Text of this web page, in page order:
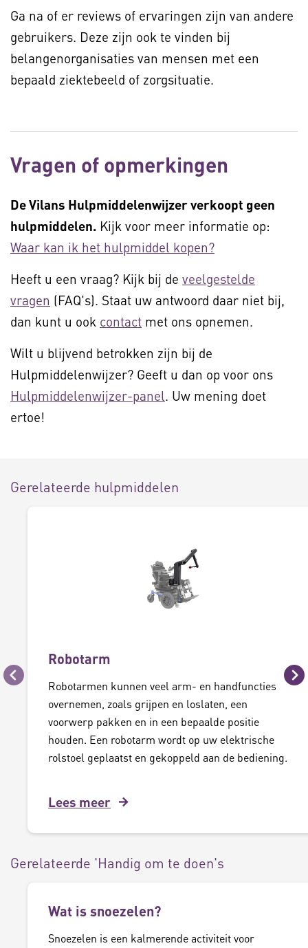
Ga na of er reviews of ervaringen zijn van andere
gebruikers. Deze zijn ook te vinden bij
belangenorganisaties van mensen met een
bepaald ziektebeeld of zorgsituatie.
Vragen of opmerkingen
De Vilans Hulpmiddelenwijzer verkoopt geen
hulpmiddelen. Kijk voor meer informatie op:
Waar kan ik het hulpmiddel kopen?
Heeft u een vraag? Kijk bij de veelgestelde
vragen (FAQ's). Staat uw antwoord daar niet bij,
dan kunt u ook contact met ons opnemen.
Wilt u blijvend betrokken zijn bij de
Hulpmiddelenwijzer? Geeft u dan op voor ons
Hulpmiddelenwijzer-panel. Uw mening doet
ertoe!
Gerelateerde hulpmiddelen
Vorige
Robotarm
Robotarmen kunnen veel arm- en handfuncties
overnemen, zoals grijpen en loslaten, een
voorwerp pakken en in een bepaalde positie
houden. Een robotarm wordt op uw elektrische
rolstoel geplaatst en gekoppeld aan de bediening.
Lees meer
Gerelateerde 'Handig om te doen's
Wat is snoezelen?
Snoezelen is een kalmerende activiteit voor